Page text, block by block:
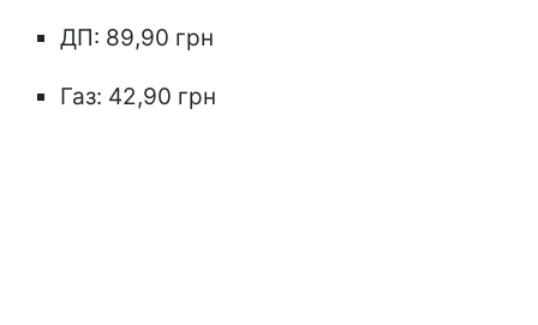
ДП: 89,90 грн
Газ: 42,90 грн